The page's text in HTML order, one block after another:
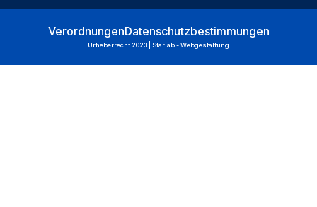
VerordnungenDatenschutzbestimmungen
Urheberrecht 2023 | Starlab - Webgestaltung